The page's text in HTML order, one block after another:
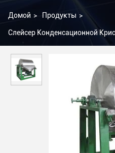
Домой > Продукты >
Слейсер Конденсационной
жидкости в твердые вещества